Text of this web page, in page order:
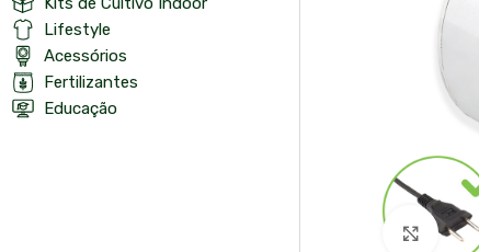
Lifestyle
Acessórios
Fertilizantes
Educação
Click